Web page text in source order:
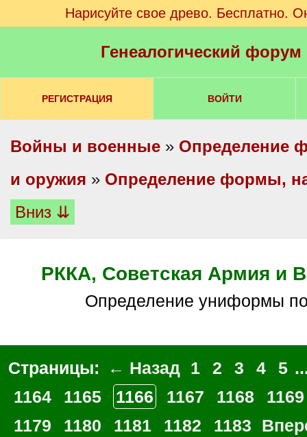
Нарисуйте свое древо. Бесплатно.
Генеалогический
РЕГИСТРАЦИЯ ВОЙТИ
Войны и военные » Определение
и оружия » Определение формы,
Вниз ⇊
РККА, Советская Армия и
определение униформы
Страницы: ← Назад 1 2 3 4 5
1164
1165 1166 1167 1168
1169
1179
1180 1181 1182 1183